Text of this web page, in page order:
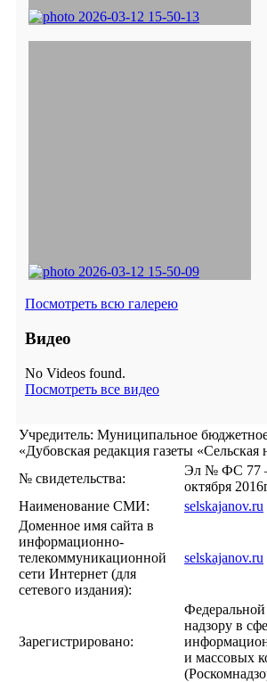
Посмотреть всю галерею
Видео
No Videos found.
Посмотреть все видео
Учредитель: Муниципальное
«Дубовская редакция газеты «Сельская
№ свидетельства:
Эл № ФС 77
октября
Наименование СМИ:
selskajanov.ru
Доменное имя сайта в
информационно-
телекоммуникационной
сети Интернет (для
сетевого издания):
selskajanov.ru
Зарегистрировано:
надзору в
и массовых